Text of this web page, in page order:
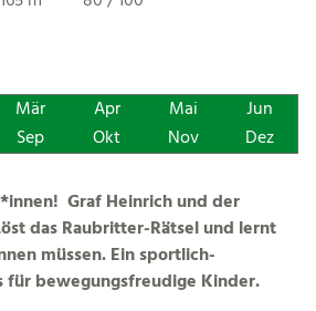
Mär Apr Mai
Jun
Sep Okt Nov Dez
Graf Heinrich und der
das Raubritter-Rätsel und lernt
müssen. Ein sportlich-
für bewegungsfreudige Kinder.